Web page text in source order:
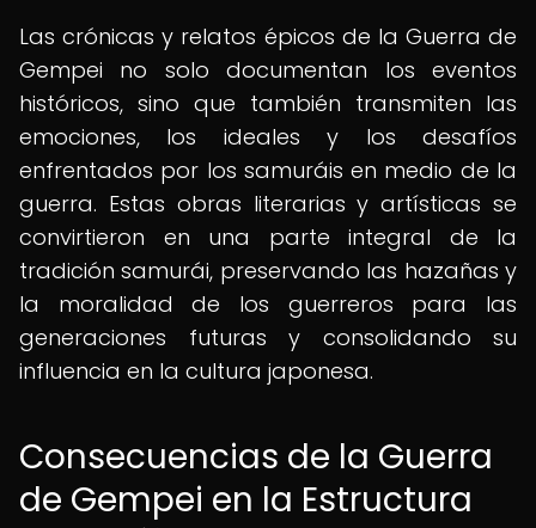
Las crónicas y relatos épicos de la Guerra de
Gempei no solo documentan los eventos
históricos, sino que también transmiten las
emociones, los ideales y los desafíos
enfrentados por los samuráis en medio de la
guerra. Estas obras literarias y artísticas se
convirtieron en una parte integral de la
tradición samurái, preservando las hazañas y
la moralidad de los guerreros para las
generaciones futuras y consolidando su
influencia en la cultura japonesa.
Consecuencias de la Guerra
de Gempei en la Estructura